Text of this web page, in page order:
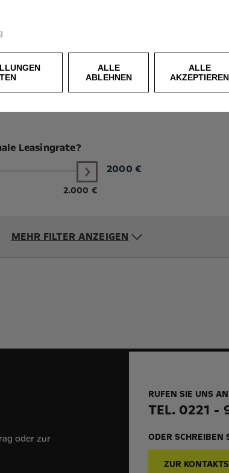
Leasingrate?
2.000 €
2000 €
MEHR FILTER ANZEIGEN
oder zur
RUFEN SIE UNS AN
TEL. 0221 -
ODER SCHREIBEN
ZUR
ALLE
AKZEPTIEREN
ALLE
ABLEHNEN